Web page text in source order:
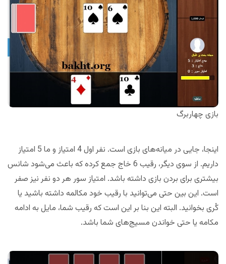
بازی چهاربرگ
اینجا، جایی در میانه‌های بازی است. نفر اول 4 امتیاز و ما 5 امتیاز
داریم. از سوی دیگر، رقیب 6 خاج جمع کرده که باعث می‌شود شانس‌
بیشتری برای بردن بازی داشته باشد. امتیاز سور هر دو نفر نیز صفر
است. این بین حتی می‌توانید با رقیب خود مکالمه داشته باشید یا
کُری بخوانید. البته این بنا بر این است که رقیب شما، مایل به ادامه
مکامه یا حتی خواندن مسیج‌های شما باشد.